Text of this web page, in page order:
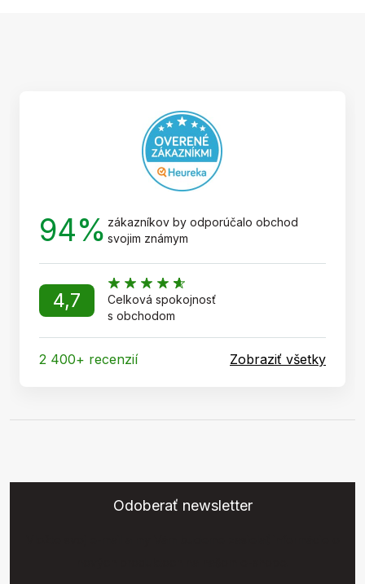
94% zákazníkov by odporúčalo obchod
svojim známym
4,7
Celková spokojnosť
s obchodom
2 400+ recenzií Zobraziť všetky
Odoberať newsletter